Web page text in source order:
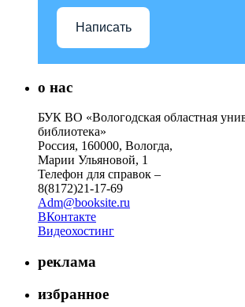
Написать
о нас
БУК ВО «Вологодская областная
библиотека»
Россия, 160000, Вологда,
Марии Ульяновой, 1
Телефон для справок –
8(8172)21-17-69
Adm@booksite.ru
ВКонтакте
Видеохостинг
реклама
избранное